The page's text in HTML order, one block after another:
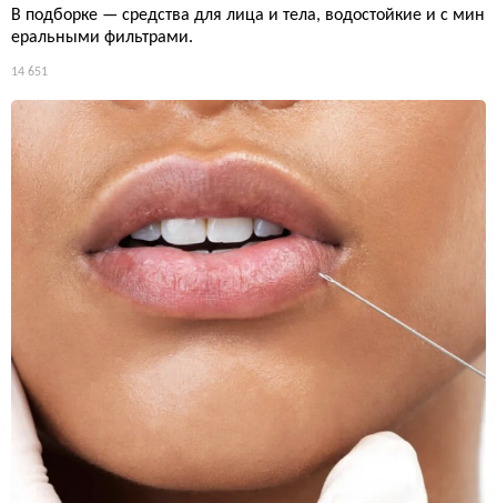
В подборке — средства для лица и тела, водостойкие и с мин
еральными фильтрами.
14 651